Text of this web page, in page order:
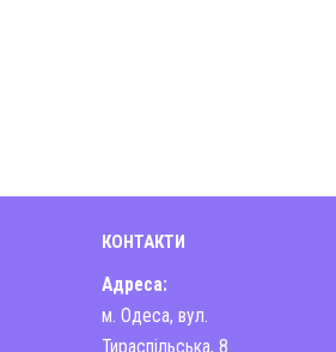
КОНТАКТИ
Адреса:
м. Одеса, вул.
Тираспільська, 8